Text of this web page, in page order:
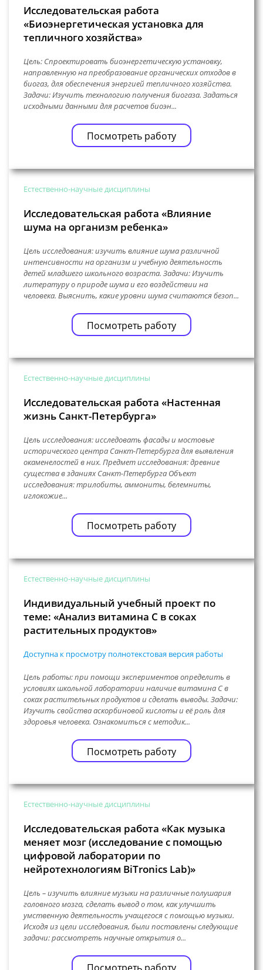
Исследовательская работа
«Биоэнергетическая установка для
тепличного хозяйства»
Цель: Спроектировать биоэнергетическую установку,
направленную на преобразование органических отходов в
биогаз, для обеспечения энергией тепличного хозяйства.
Задачи: Изучить технологию получения биогаза. Задаться
исходными данными для расчетов биоэн...
Посмотреть работу
Естественно-научные дисциплины
Исследовательская работа «Влияние
шума на организм ребенка»
Цель исследования: изучить влияние шума различной
интенсивности на организм и учебную деятельность
детей младшего школьного возраста. Задачи: Изучить
литературу о природе шума и его воздействии на
человека. Выяснить, какие уровни шума считаются безоп...
Посмотреть работу
Естественно-научные дисциплины
Исследовательская работа «Настенная
жизнь Санкт-Петербурга»
Цель исследования: исследовать фасады и мостовые
исторического центра Санкт-Петербурга для выявления
окаменелостей в них. Предмет исследования: древние
существа в зданиях Санкт-Петербурга Объект
исследования: трилобиты, аммониты, белемниты,
иглокожие...
Посмотреть работу
Естественно-научные дисциплины
Индивидуальный учебный проект по
теме: «Анализ витамина С в соках
растительных продуктов»
Доступна к просмотру полнотекстовая версия работы
Цель работы: при помощи экспериментов определить в
условиях школьной лаборатории наличие витамина С в
соках растительных продуктов и сделать выводы. Задачи:
Изучить свойства аскорбиновой кислоты и её роль для
здоровья человека. Ознакомиться с методик...
Посмотреть работу
Естественно-научные дисциплины
Исследовательская работа «Как музыка
меняет мозг (исследование с помощью
цифровой лаборатории по
нейротехнологиям BiTronics Lab)»
Цель – изучить влияние музыки на различные полушария
головного мозга, сделать вывод о том, как улучшить
умственную деятельность учащегося с помощью музыки.
Исходя из цели исследования, были поставлены следующие
задачи: рассмотреть научные открытия о...